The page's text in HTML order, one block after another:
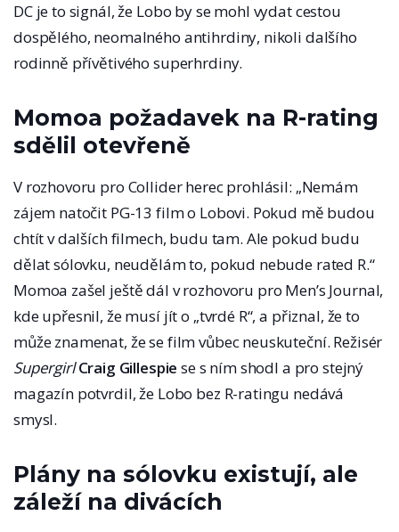
DC je to signál, že Lobo by se mohl vydat cestou
dospělého, neomalného antihrdiny, nikoli dalšího
rodinně přívětivého superhrdiny.
Momoa požadavek na R-rating
sdělil otevřeně
V rozhovoru pro Collider herec prohlásil: „Nemám
zájem natočit PG-13 film o Lobovi. Pokud mě budou
chtít v dalších filmech, budu tam. Ale pokud budu
dělat sólovku, neudělám to, pokud nebude rated R.“
Momoa zašel ještě dál v rozhovoru pro Men’s Journal,
kde upřesnil, že musí jít o „tvrdé R“, a přiznal, že to
může znamenat, že se film vůbec neuskuteční. Režisér
Supergirl Craig Gillespie se s ním shodl a pro stejný
magazín potvrdil, že Lobo bez R-ratingu nedává
smysl.
Plány na sólovku existují, ale
záleží na divácích